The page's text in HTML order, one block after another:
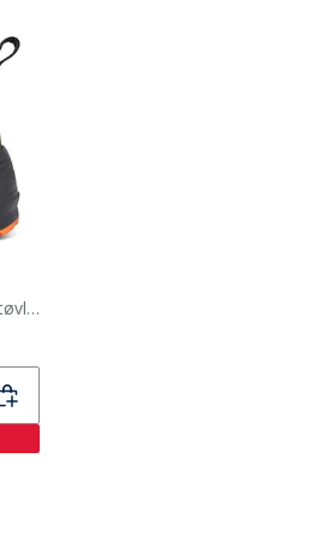
Woden Børn Wodens Silja Gummistøvler 295 Dark Olive